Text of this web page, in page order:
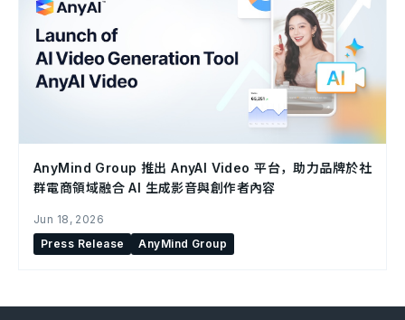
AnyMind Group 推出 AnyAI Video 平台，助力品牌於社
群電商領域融合 AI 生成影音與創作者內容
Jun 18, 2026
Press Release
AnyMind Group